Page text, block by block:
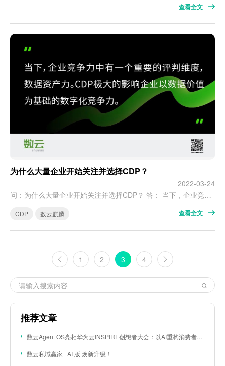
查看全文
为什么大量企业开始关注并选择CDP？
2022-03-24
问：为什么大量企业开始关注并选择CDP？ 答： 当下，企业竞争力中有一个重要的评判维度，数据资产力。CDP极大的影响企业以数据价值为基础的数字化竞争力。 首先，随着私域流量运营方法的成熟和品牌DTC趋势的崛起，企业能收集到越来越多的一方数据，CDP能帮助企业充分的发挥这些数据的威力。 另外一方面来讲，企业存在数据采集与数据应用上也存在一系列难题亟需解决： 第一，以产品化的思维管理消费者数据。 消费…
CDP 数云麒麟 查看全文
1 2 3 4
推荐文章
数云Agent OS亮相华为云INSPIRE创想者大会：以AI重构消费者运营与零售营销新范式
数云私域赢家 · AI 版 焕新升级！